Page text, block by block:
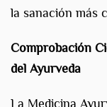
la sanación más
Comprobación
del Ayurveda
La Medicina